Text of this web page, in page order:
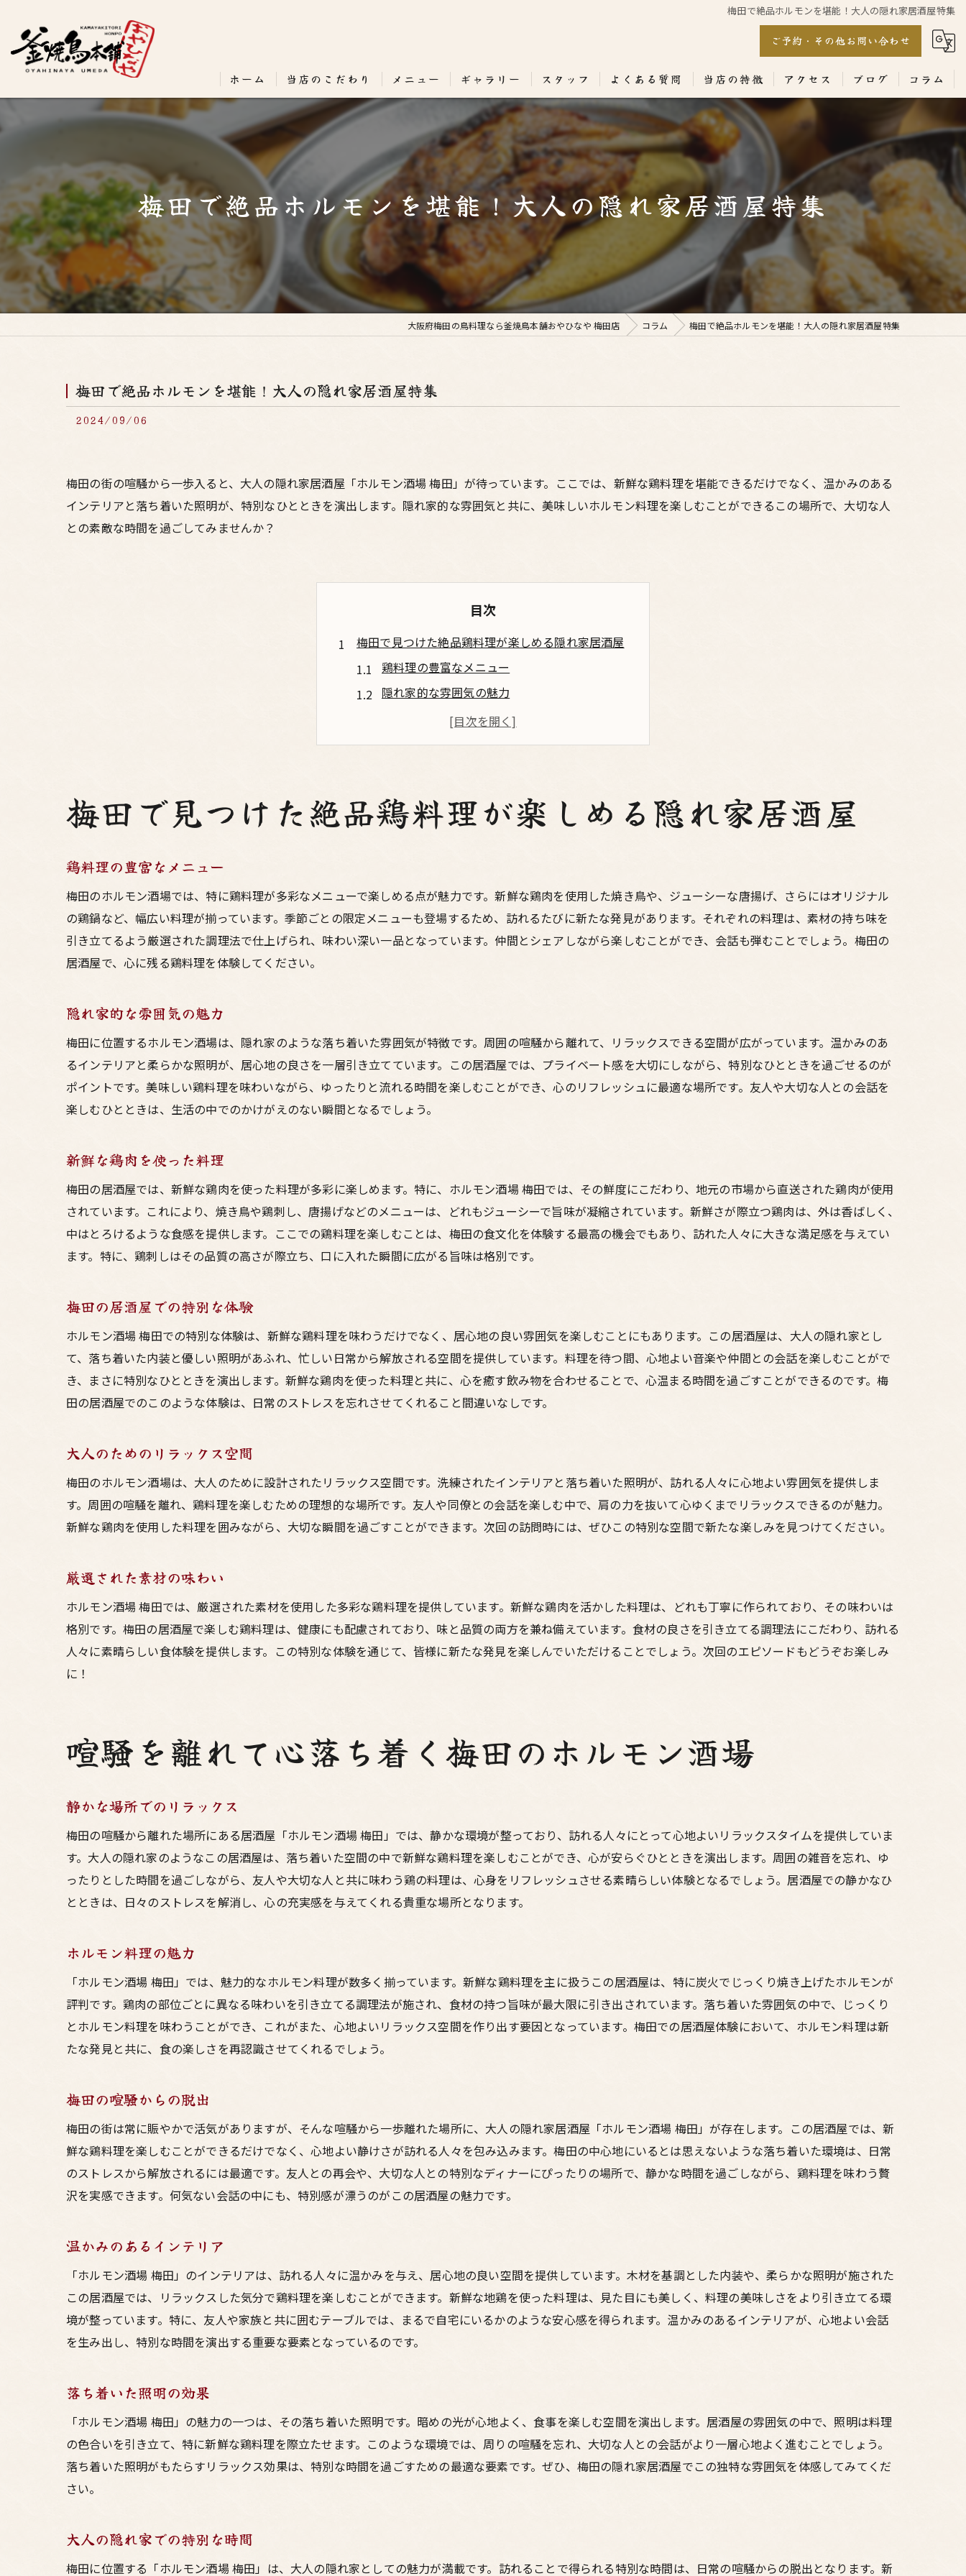
梅田で絶品ホルモンを堪能！大人の隠れ家居酒屋特集
ご予約・その他お問い合わせ
ホーム 当店のこだわり メニュー ギャラリー スタッフ よくある質問 当店の特徴
居酒屋
専門店
ランチ
テイクアウト
コース
アクセス ブログ コラム
梅田で絶品ホルモンを堪能！大人の隠れ家居酒屋特集
大阪府梅田の鳥料理なら釜焼鳥本舗おやひなや 梅田店 コラム 梅田で絶品ホルモンを堪能！大人の隠れ家居酒屋特集
梅田で絶品ホルモンを堪能！大人の隠れ家居酒屋特集
2024/09/06
梅田の街の喧騒から一歩入ると、大人の隠れ家居酒屋「ホルモン酒場 梅田」が待っています。ここでは、新鮮な鶏料理を堪能できるだけでなく、温かみのある
インテリアと落ち着いた照明が、特別なひとときを演出します。隠れ家的な雰囲気と共に、美味しいホルモン料理を楽しむことができるこの場所で、大切な人
との素敵な時間を過ごしてみませんか？
目次
梅田で見つけた絶品鶏料理が楽しめる隠れ家居酒屋
鶏料理の豊富なメニュー
隠れ家的な雰囲気の魅力
新鮮な鶏肉を使った料理
梅田の居酒屋での特別な体験
喧騒を離れて心落ち着く梅田のホルモン酒場
梅田の喧騒からの脱出
温かみのあるインテリア
落ち着いた照明の効果
シンプルながらも手間をかけた調理法
梅田の隠れ家居酒屋の特徴
季節感を味わう鶏料理
心地よい照明と静かな音楽
心温まるホルモン料理の魅力
梅田の隠れ家居酒屋のおすすめメニュー
ホルモン料理と鶏料理の組み合わせ
落ち着いた雰囲気漂う梅田のホルモン酒場
落ち着いた雰囲気のポイント
ホルモン酒場の魅力
温かみのあるインテリアの魅力
鶏料理が自慢の梅田の隠れ家居酒屋を訪れて
新鮮な鶏肉の味わい
特別な空間でのひととき
大人のためのリラックス時間
ホルモン酒場の魅力とは
梅田の隠れ家居酒屋の特徴
ホルモン料理と鶏料理の楽しみ
大切な人と楽しむ梅田の隠れ家で味覚を満たす
大切な人との特別な時間
落ち着いた雰囲気の中で過ごす
ホルモン酒場の楽しみ方
梅田の隠れ家的な雰囲気
梅田で見つけた絶品鶏料理が楽しめる隠れ家居酒屋
鶏料理の豊富なメニュー
梅田のホルモン酒場では、特に鶏料理が多彩なメニューで楽しめる点が魅力です。新鮮な鶏肉を使用した焼き鳥や、ジューシーな唐揚げ、さらにはオリジナル
の鶏鍋など、幅広い料理が揃っています。季節ごとの限定メニューも登場するため、訪れるたびに新たな発見があります。それぞれの料理は、素材の持ち味を
引き立てるよう厳選された調理法で仕上げられ、味わい深い一品となっています。仲間とシェアしながら楽しむことができ、会話も弾むことでしょう。梅田の
居酒屋で、心に残る鶏料理を体験してください。
隠れ家的な雰囲気の魅力
梅田に位置するホルモン酒場は、隠れ家のような落ち着いた雰囲気が特徴です。周囲の喧騒から離れて、リラックスできる空間が広がっています。温かみのあ
るインテリアと柔らかな照明が、居心地の良さを一層引き立てています。この居酒屋では、プライベート感を大切にしながら、特別なひとときを過ごせるのが
ポイントです。美味しい鶏料理を味わいながら、ゆったりと流れる時間を楽しむことができ、心のリフレッシュに最適な場所です。友人や大切な人との会話を
楽しむひとときは、生活の中でのかけがえのない瞬間となるでしょう。
新鮮な鶏肉を使った料理
梅田の居酒屋では、新鮮な鶏肉を使った料理が多彩に楽しめます。特に、ホルモン酒場 梅田では、その鮮度にこだわり、地元の市場から直送された鶏肉が使用
されています。これにより、焼き鳥や鶏刺し、唐揚げなどのメニューは、どれもジューシーで旨味が凝縮されています。新鮮さが際立つ鶏肉は、外は香ばしく、
中はとろけるような食感を提供します。ここでの鶏料理を楽しむことは、梅田の食文化を体験する最高の機会でもあり、訪れた人々に大きな満足感を与えてい
ます。特に、鶏刺しはその品質の高さが際立ち、口に入れた瞬間に広がる旨味は格別です。
梅田の居酒屋での特別な体験
ホルモン酒場 梅田での特別な体験は、新鮮な鶏料理を味わうだけでなく、居心地の良い雰囲気を楽しむことにもあります。この居酒屋は、大人の隠れ家とし
て、落ち着いた内装と優しい照明があふれ、忙しい日常から解放される空間を提供しています。料理を待つ間、心地よい音楽や仲間との会話を楽しむことがで
き、まさに特別なひとときを演出します。新鮮な鶏肉を使った料理と共に、心を癒す飲み物を合わせることで、心温まる時間を過ごすことができるのです。梅
田の居酒屋でのこのような体験は、日常のストレスを忘れさせてくれること間違いなしです。
大人のためのリラックス空間
梅田のホルモン酒場は、大人のために設計されたリラックス空間です。洗練されたインテリアと落ち着いた照明が、訪れる人々に心地よい雰囲気を提供しま
す。周囲の喧騒を離れ、鶏料理を楽しむための理想的な場所です。友人や同僚との会話を楽しむ中で、肩の力を抜いて心ゆくまでリラックスできるのが魅力。
新鮮な鶏肉を使用した料理を囲みながら、大切な瞬間を過ごすことができます。次回の訪問時には、ぜひこの特別な空間で新たな楽しみを見つけてください。
厳選された素材の味わい
ホルモン酒場 梅田では、厳選された素材を使用した多彩な鶏料理を提供しています。新鮮な鶏肉を活かした料理は、どれも丁寧に作られており、その味わいは
格別です。梅田の居酒屋で楽しむ鶏料理は、健康にも配慮されており、味と品質の両方を兼ね備えています。食材の良さを引き立てる調理法にこだわり、訪れる
人々に素晴らしい食体験を提供します。この特別な体験を通じて、皆様に新たな発見を楽しんでいただけることでしょう。次回のエピソードもどうぞお楽しみ
に！
喧騒を離れて心落ち着く梅田のホルモン酒場
静かな場所でのリラックス
梅田の喧騒から離れた場所にある居酒屋「ホルモン酒場 梅田」では、静かな環境が整っており、訪れる人々にとって心地よいリラックスタイムを提供していま
す。大人の隠れ家のようなこの居酒屋は、落ち着いた空間の中で新鮮な鶏料理を楽しむことができ、心が安らぐひとときを演出します。周囲の雑音を忘れ、ゆ
ったりとした時間を過ごしながら、友人や大切な人と共に味わう鶏の料理は、心身をリフレッシュさせる素晴らしい体験となるでしょう。居酒屋での静かなひ
とときは、日々のストレスを解消し、心の充実感を与えてくれる貴重な場所となります。
ホルモン料理の魅力
「ホルモン酒場 梅田」では、魅力的なホルモン料理が数多く揃っています。新鮮な鶏料理を主に扱うこの居酒屋は、特に炭火でじっくり焼き上げたホルモンが
評判です。鶏肉の部位ごとに異なる味わいを引き立てる調理法が施され、食材の持つ旨味が最大限に引き出されています。落ち着いた雰囲気の中で、じっくり
とホルモン料理を味わうことができ、これがまた、心地よいリラックス空間を作り出す要因となっています。梅田での居酒屋体験において、ホルモン料理は新
たな発見と共に、食の楽しさを再認識させてくれるでしょう。
梅田の喧騒からの脱出
梅田の街は常に賑やかで活気がありますが、そんな喧騒から一歩離れた場所に、大人の隠れ家居酒屋「ホルモン酒場 梅田」が存在します。この居酒屋では、新
鮮な鶏料理を楽しむことができるだけでなく、心地よい静けさが訪れる人々を包み込みます。梅田の中心地にいるとは思えないような落ち着いた環境は、日常
のストレスから解放されるには最適です。友人との再会や、大切な人との特別なディナーにぴったりの場所で、静かな時間を過ごしながら、鶏料理を味わう贅
沢を実感できます。何気ない会話の中にも、特別感が漂うのがこの居酒屋の魅力です。
温かみのあるインテリア
「ホルモン酒場 梅田」のインテリアは、訪れる人々に温かみを与え、居心地の良い空間を提供しています。木材を基調とした内装や、柔らかな照明が施された
この居酒屋では、リラックスした気分で鶏料理を楽しむことができます。新鮮な地鶏を使った料理は、見た目にも美しく、料理の美味しさをより引き立てる環
境が整っています。特に、友人や家族と共に囲むテーブルでは、まるで自宅にいるかのような安心感を得られます。温かみのあるインテリアが、心地よい会話
を生み出し、特別な時間を演出する重要な要素となっているのです。
落ち着いた照明の効果
「ホルモン酒場 梅田」の魅力の一つは、その落ち着いた照明です。暗めの光が心地よく、食事を楽しむ空間を演出します。居酒屋の雰囲気の中で、照明は料理
の色合いを引き立て、特に新鮮な鶏料理を際立たせます。このような環境では、周りの喧騒を忘れ、大切な人との会話がより一層心地よく進むことでしょう。
落ち着いた照明がもたらすリラックス効果は、特別な時間を過ごすための最適な要素です。ぜひ、梅田の隠れ家居酒屋でこの独特な雰囲気を体感してみてくだ
さい。
大人の隠れ家での特別な時間
梅田に位置する「ホルモン酒場 梅田」は、大人の隠れ家としての魅力が満載です。訪れることで得られる特別な時間は、日常の喧騒からの脱出となります。新